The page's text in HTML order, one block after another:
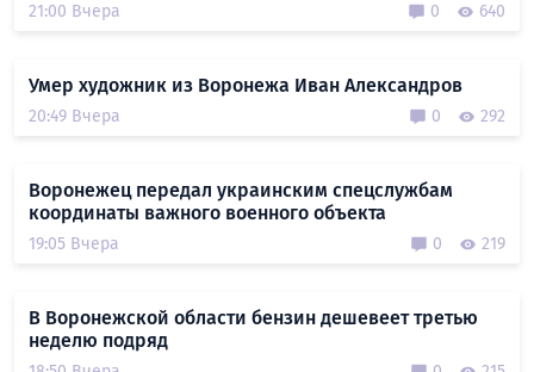
21:00 Вчера 0 640
Умер художник из Воронежа Иван Александров
20:49 Вчера 0 292
Воронежец передал украинским спецслужбам
координаты важного военного объекта
19:05 Вчера 0 219
В Воронежской области бензин дешевеет третью
неделю подряд